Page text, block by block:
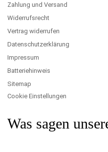
Zahlung und Versand
Widerrufsrecht
Vertrag widerrufen
Datenschutzerklärung
Impressum
Batteriehinweis
Sitemap
Cookie Einstellungen
Was sagen